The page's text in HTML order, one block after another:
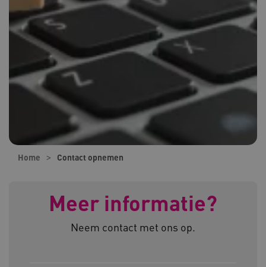
Home Contact opnemen
Meer informatie?
Neem contact met ons op.